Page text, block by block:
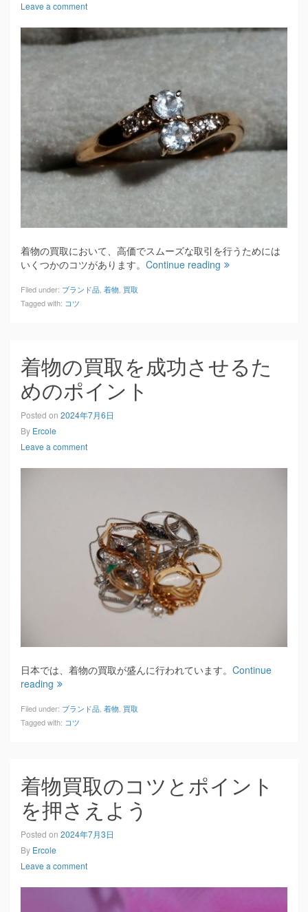
Leave a comment
着物の買取において、高価でスムーズな取引を行うためには
いくつかのコツがあります。 Continue reading
Filed under: ブランド品 着物 買取
Tagged with: コツ
着物の買取を成功させるた
めのポイント
Posted on 2024年7月6日
By Ercole
Leave a comment
日本では、着物の買取が盛んに行われています。 Continue
reading
Filed under: ブランド品 着物 買取
Tagged with: コツ
着物買取のコツとポイント
を押さえよう
Posted on 2024年7月3日
By Ercole
Leave a comment